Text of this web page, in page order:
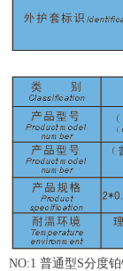
NO:1 普通型S分度铂